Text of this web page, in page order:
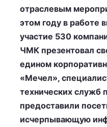
отраслевым
этом году в работе
участие 530
ЧМК презентовал
едином
«Мечел»,
технических служб
предоставили
исчерпывающую